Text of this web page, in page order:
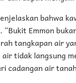
bahwa
Emmon
tangkapan air
tidak langsung
cadangan air